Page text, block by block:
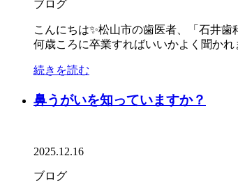
ブログ
こんにちは✨松山市の歯医者、「石井
何歳ころに卒業すればいいかよく聞か
続きを読む
鼻うがいを知っていますか？
2025.12.16
ブログ